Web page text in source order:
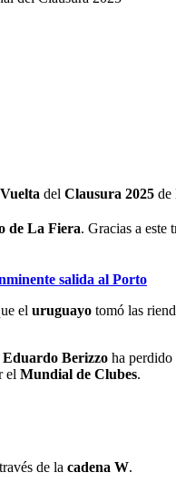
del Clausura 2025
de La Fiera. Gracias a este
salida al Porto
el uruguayo tomó las
Eduardo Berizzo ha perdido
el Mundial de Clubes.
de la cadena W.